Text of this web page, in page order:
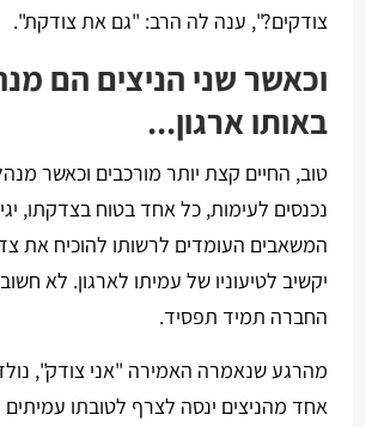
צודקים?", ענה לה הרב: "גם את צודקת".
וכאשר שני הניצים הם
באותו ארגון...
טוב, החיים קצת יותר מורכבים וכאשר
נכנסים לעימות, כל אחד בטוח בצדקתו,
המשאבים העומדים לרשותו להוכיח את
יקשיב לטיעוניו של עמיתו לארגון. לא
החברה תמיד תפסיד.
מהרגע שנאמרה האמירה "אני צודק",
אחד מהניצים ינסה לצרף לטובתו עמיתים